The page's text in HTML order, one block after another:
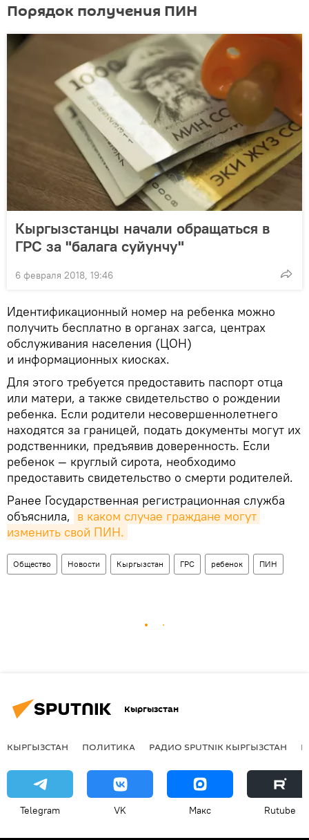
Порядок получения ПИН
Кыргызстанцы начали обращаться в
ГРС за "балага суйунчу"
6 февраля 2018, 19:46
Идентификационный номер на ребенка можно
получить бесплатно в органах загса, центрах
обслуживания населения (ЦОН)
и информационных киосках.
Для этого требуется предоставить паспорт отца
или матери, а также свидетельство о рождении
ребенка. Если родители несовершеннолетнего
находятся за границей, подать документы могут их
родственники, предъявив доверенность. Если
ребенок — круглый сирота, необходимо
предоставить свидетельство о смерти родителей.
Ранее Государственная регистрационная служба
объяснила, в каком случае граждане могут
изменить свой ПИН.
Общество Новости Кыргызстан ГРС ребенок ПИН
Кыргызстан
КЫРГЫЗСТАН ПОЛИТИКА РАДИО SPUTNIK КЫРГЫЗСТАН
Telegram VK Макс Rutube